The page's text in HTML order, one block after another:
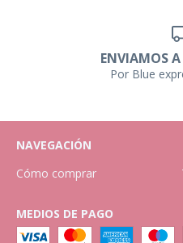
ENVIAMOS
Por Blue
NAVEGACIÓN
Cómo comprar
MEDIOS DE PAGO